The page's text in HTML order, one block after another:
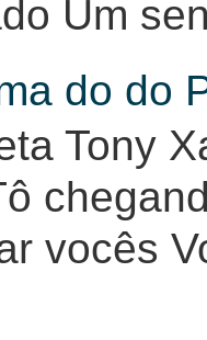
Um
do do
Tony
vocês